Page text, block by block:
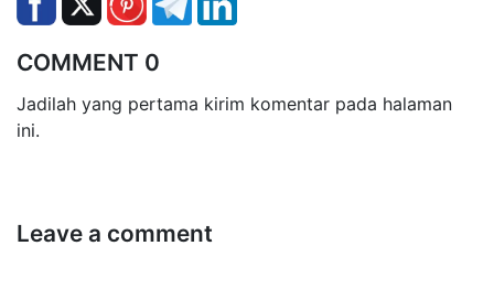
COMMENT 0
Jadilah yang pertama kirim komentar pada halaman
ini.
Leave a comment